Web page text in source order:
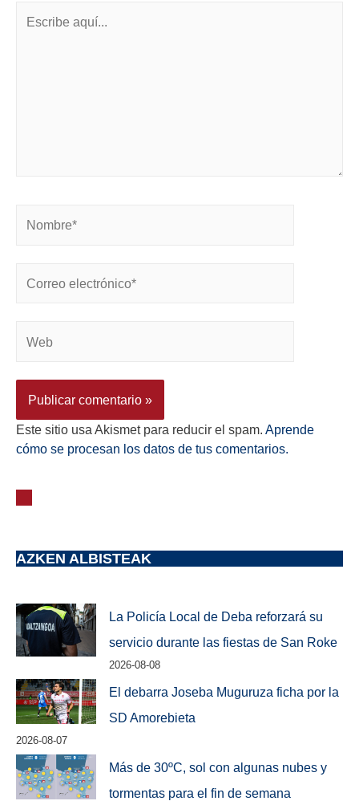
Este sitio usa Akismet para reducir el spam. Aprende
cómo se procesan los datos de tus comentarios.
AZKEN ALBISTEAK
La Policía Local de Deba reforzará su
servicio durante las fiestas de San Roke
2026-08-08
El debarra Joseba Muguruza ficha por la
SD Amorebieta
2026-08-07
Más de 30ºC, sol con algunas nubes y
tormentas para el fin de semana